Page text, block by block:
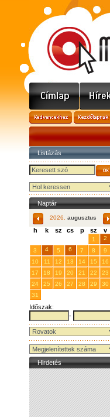
Listázás
Naptár
2026. augusztus
h k sz cs p sz v
1
2
3
4 5 6 7 8
9
10
11 12 13 14 15
16
17
18 19 20 21 22
23
24
25 26 27 28 29
30
31
Időszak:
-
Hirdetés